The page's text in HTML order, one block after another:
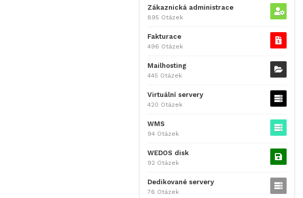
Zákaznická administrace
895 Otázek
Fakturace
496 Otázek
Mailhosting
445 Otázek
Virtuální servery
420 Otázek
WMS
94 Otázek
WEDOS disk
92 Otázek
Dedikované servery
76 Otázek